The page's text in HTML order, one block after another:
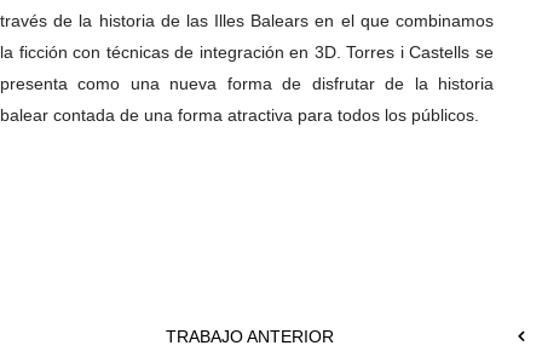
través de la historia de las Illes Balears en el que combinamos
la ficción con técnicas de integración en 3D. Torres i Castells se
presenta como una nueva forma de disfrutar de la historia
balear contada de una forma atractiva para todos los públicos.
TRABAJO ANTERIOR